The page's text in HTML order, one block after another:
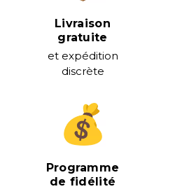
Livraison
gratuite
et expédition
discrète
Programme
de fidélité